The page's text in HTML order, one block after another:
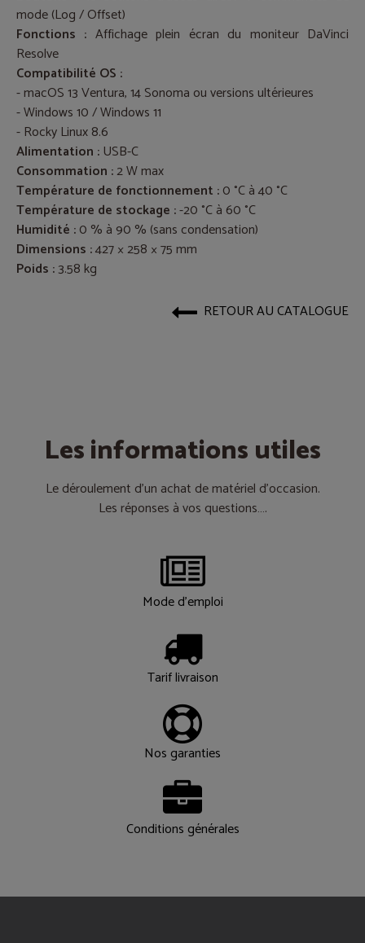
mode (Log / Offset)
Fonctions : Affichage plein écran du moniteur DaVinci
Resolve
Compatibilité OS :
- macOS 13 Ventura, 14 Sonoma ou versions ultérieures
- Windows 10 / Windows 11
- Rocky Linux 8.6
Alimentation :USB-C
Consommation :2 W max
Température de fonctionnement :0 °C à 40 °C
Température de stockage :-20 °C à 60 °C
Humidité :0 % à 90 % (sans condensation)
Dimensions :427 × 258 × 75 mm
Poids :3.58 kg
RETOUR AU CATALOGUE
Les informations utiles
Le déroulement d’un achat de matériel d’occasion.
Les réponses à vos questions….
Mode d'emploi
Tarif livraison
Nos garanties
Conditions générales